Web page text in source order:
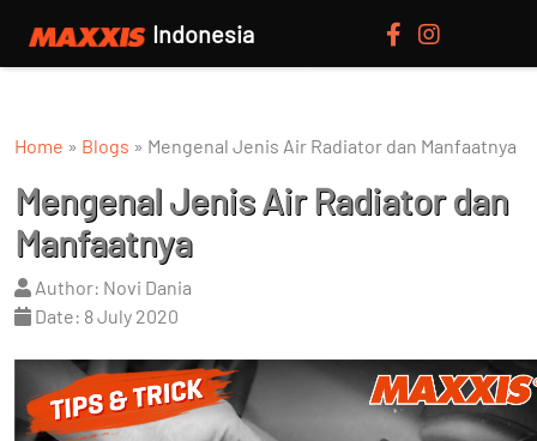
Indonesia
Home » Blogs » Mengenal Jenis Air Radiator dan Manfaatnya
Mengenal Jenis Air Radiator dan
Manfaatnya
Author: Novi Dania
Date: 8 July 2020